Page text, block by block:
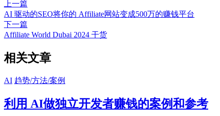
上一篇
AI 驱动的SEO将你的 Affiliate网站变成500万的赚钱平台
下一篇
Affiliate World Dubai 2024 干货
相关文章
AI 趋势/方法/案例
利用 AI做独立开发者赚钱的案例和参考